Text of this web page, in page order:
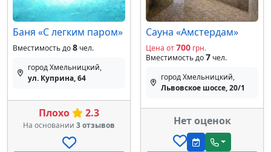
Баня «С легким паром»
Вместимость до8чел.
город Хмельницкий,
ул. Куприна, 64
Плохо 2.3
На основании 3 отзывов
Сауна «Амстердам»
Цена от700 грн.
Вместимость до7чел.
город Хмельницкий,
Львовское шоссе, 20/1
Нет оценок